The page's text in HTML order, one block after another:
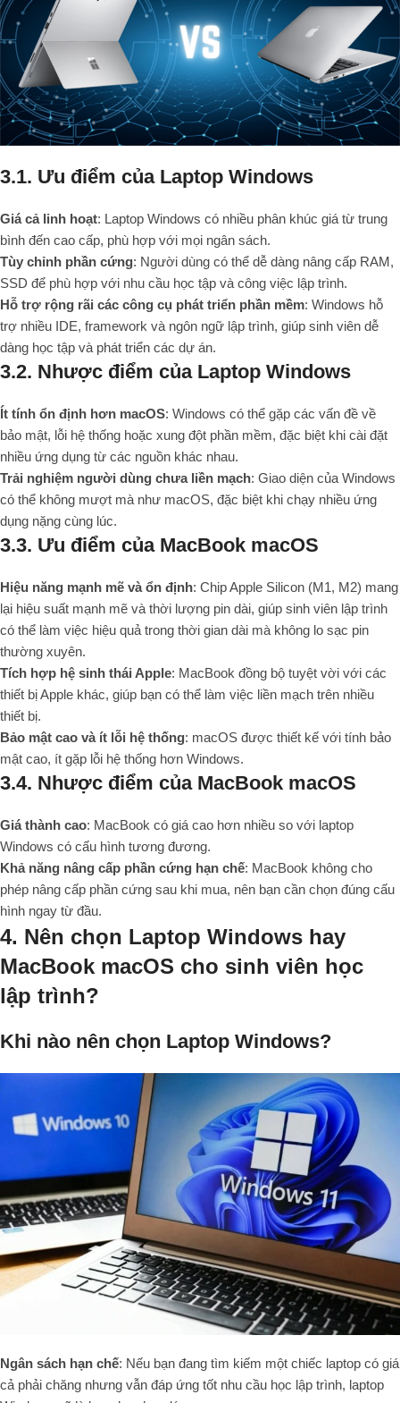
3.1. Ưu điểm của Laptop Windows
Giá cả linh hoạt: Laptop Windows có nhiều phân khúc giá từ trung
bình đến cao cấp, phù hợp với mọi ngân sách.
Tùy chỉnh phần cứng: Người dùng có thể dễ dàng nâng cấp RAM,
SSD để phù hợp với nhu cầu học tập và công việc lập trình.
Hỗ trợ rộng rãi các công cụ phát triển phần mềm: Windows hỗ
trợ nhiều IDE, framework và ngôn ngữ lập trình, giúp sinh viên dễ
dàng học tập và phát triển các dự án.
3.2. Nhược điểm của Laptop Windows
Ít tính ổn định hơn macOS: Windows có thể gặp các vấn đề về
bảo mật, lỗi hệ thống hoặc xung đột phần mềm, đặc biệt khi cài đặt
nhiều ứng dụng từ các nguồn khác nhau.
Trải nghiệm người dùng chưa liền mạch: Giao diện của Windows
có thể không mượt mà như macOS, đặc biệt khi chạy nhiều ứng
dụng nặng cùng lúc.
3.3. Ưu điểm của MacBook macOS
Hiệu năng mạnh mẽ và ổn định: Chip Apple Silicon (M1, M2) mang
lại hiệu suất mạnh mẽ và thời lượng pin dài, giúp sinh viên lập trình
có thể làm việc hiệu quả trong thời gian dài mà không lo sạc pin
thường xuyên.
Tích hợp hệ sinh thái Apple: MacBook đồng bộ tuyệt vời với các
thiết bị Apple khác, giúp bạn có thể làm việc liền mạch trên nhiều
thiết bị.
Bảo mật cao và ít lỗi hệ thống: macOS được thiết kế với tính bảo
mật cao, ít gặp lỗi hệ thống hơn Windows.
3.4. Nhược điểm của MacBook macOS
Giá thành cao: MacBook có giá cao hơn nhiều so với laptop
Windows có cấu hình tương đương.
Khả năng nâng cấp phần cứng hạn chế: MacBook không cho
phép nâng cấp phần cứng sau khi mua, nên bạn cần chọn đúng cấu
hình ngay từ đầu.
4. Nên chọn Laptop Windows hay
MacBook macOS cho sinh viên học
lập trình?
Khi nào nên chọn Laptop Windows?
Ngân sách hạn chế: Nếu bạn đang tìm kiếm một chiếc laptop có giá
cả phải chăng nhưng vẫn đáp ứng tốt nhu cầu học lập trình, laptop